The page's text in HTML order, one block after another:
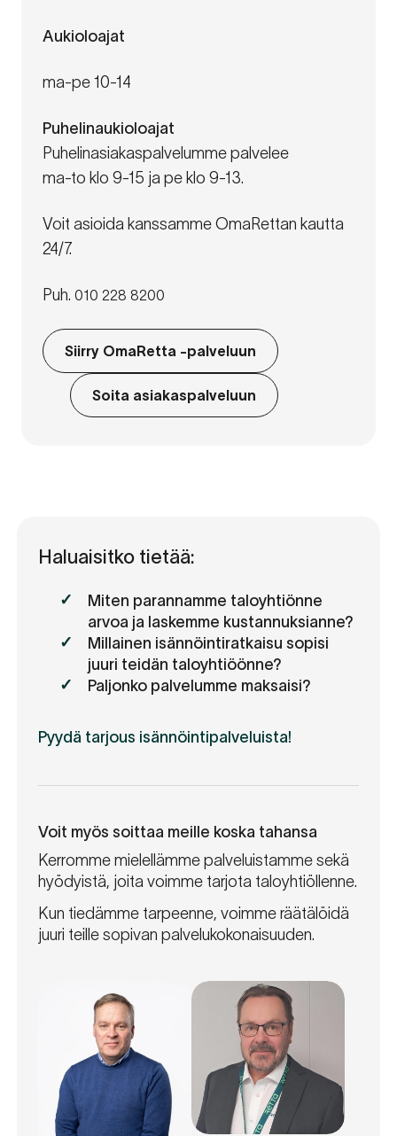
Aukioloajat
ma-pe 10-14
Puhelinaukioloajat
Puhelinasiakaspalvelumme palvelee
ma-to klo 9-15 ja pe klo 9-13.
Voit asioida kanssamme OmaRettan kautta
24/7.
Puh. 010 228 8200
Siirry OmaRetta -palveluun
Soita asiakaspalveluun
Haluaisitko tietää:
Miten parannamme taloyhtiönne
arvoa ja laskemme kustannuksianne?
Millainen isännöintiratkaisu sopisi
juuri teidän taloyhtiöönne?
Paljonko palvelumme maksaisi?
Pyydä tarjous isännöintipalveluista!
Voit myös soittaa meille koska tahansa
Kerromme mielellämme palveluistamme sekä
hyödyistä, joita voimme tarjota taloyhtiöllenne.
Kun tiedämme tarpeenne, voimme räätälöidä
juuri teille sopivan palvelukokonaisuuden.